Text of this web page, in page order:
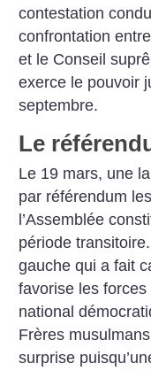
contestation
confrontation
et le Conseil
exerce le pouvoir
septembre.
Le
Le 19 mars, une
par référendum
l’Assemblée
période
gauche qui a fait
favorise les
national
Frères
surprise